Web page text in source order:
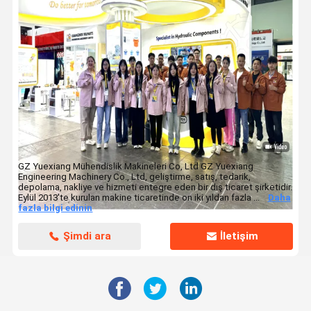
Dizel Motor Grubu
R80-7 R80-7A Ekskavatör yedek parçaları 31N1-10140 Swing Gearbox
GZ Yuexiang Mühendislik Makineleri Co, Ltd GZ Yuexiang
Engineering Machinery Co., Ltd, geliştirme, satış, tedarik,
depolama, nakliye ve hizmeti entegre eden bir dış ticaret şirketidir.
Eylül 2013'te kurulan makine ticaretinde on iki yıldan fazla ...
Daha
fazla bilgi edinin
Şimdi ara İletişim